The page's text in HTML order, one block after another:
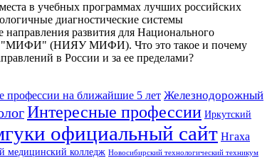
в учебных программах лучших российских
диагностические системы
развития для Национального
"МИФИ" (НИЯУ МИФИ). Что это такое и почему
в России и за ее пределами?
профессии на ближайшие 5 лет Железнодорожный
Интересные профессии Иркутский
официальный сайт Нгаха
медицинский колледж Новосибирский технологический техникум